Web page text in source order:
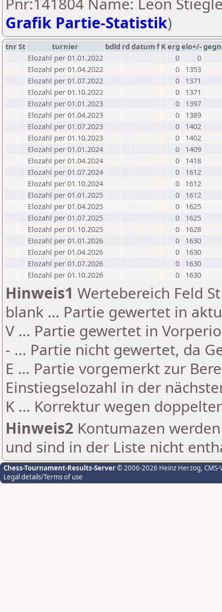
Grafik Partie-Statistik)
tnrSt turnier bdld rd datumf Kerg elo+/-
Elozahl per 01.01.2022
0
0
Elozahl per 01.04.2022
0
1353
Elozahl per 01.07.2022
0
1371
Elozahl per 01.10.2022
0
1371
Elozahl per 01.01.2023
0
1397
Elozahl per 01.04.2023
0
1389
Elozahl per 01.07.2023
0
1402
Elozahl per 01.10.2023
0
1402
Elozahl per 01.01.2024
0
1409
Elozahl per 01.04.2024
0
1418
Elozahl per 01.07.2024
0
1612
Elozahl per 01.10.2024
0
1612
Elozahl per 01.01.2025
0
1612
Elozahl per 01.04.2025
0
1625
Elozahl per 01.07.2025
0
1625
Elozahl per 01.10.2025
0
1628
Elozahl per 01.01.2026
0
1630
Elozahl per 01.04.2026
0
1630
Elozahl per 01.07.2026
0
1630
Elozahl per 01.10.2026
0 1630
Hinweis1 Wertebereich Feld
blank ... Partie gewertet in
V ... Partie gewertet in
- ... Partie nicht gewertet, da
E ... Partie vorgemerkt zur
Einstiegselozahl in der
K ... Korrektur wegen
Hinweis2 Kontumazen
und sind in der Liste nicht
Chess-Tournament-Results-Server© 2006-2026 Heinz Herzog,
Legal details/Terms of use